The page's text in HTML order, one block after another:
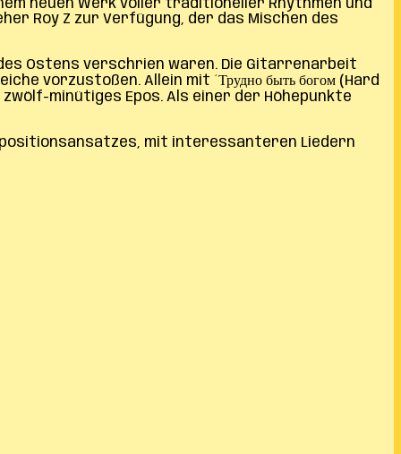
neuen Werk voller traditioneller Rhythmen und
Roy Z zur Verfügung, der das Mischen des
Ostens verschrien waren. Die Gitarrenarbeit
vorzustoßen. Allein mit ´Трудно быть богом (Hard
zwölf-minütiges Epos. Als einer der Höhepunkte
mit interessanteren Liedern